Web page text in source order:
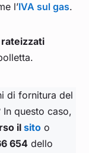
l’IVA sul gas.
rateizzati
di fornitura del
questo caso,
ilsito o
654 dello